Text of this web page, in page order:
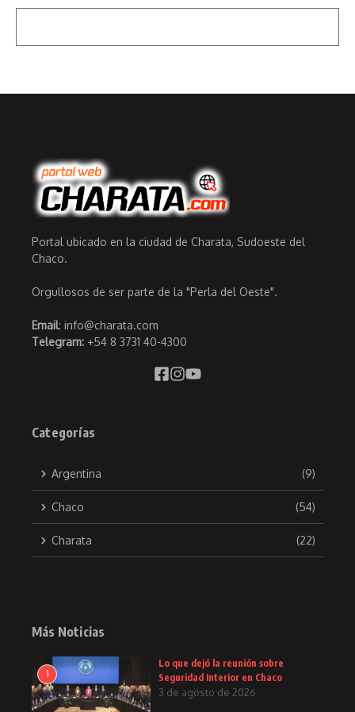
Portal ubicado en la ciudad de Charata, Sudoeste del
Chaco.
Orgullosos de ser parte de la "Perla del Oeste".
Email: info@charata.com
Telegram: +54 8 3731 40-4300
Categorías
Argentina (9)
Chaco (54)
Charata (22)
Más Noticias
1
Lo que dejó la reunión sobre
Seguridad Interior en Chaco
3 de agosto de 2026